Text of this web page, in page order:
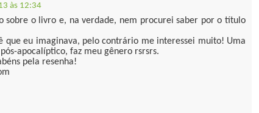
às 12:34
sobre o livro e, na verdade, nem procurei saber por o título
que eu imaginava, pelo contrário me interessei muito! Uma
apocalíptico, faz meu gênero rsrsrs.
pela resenha!